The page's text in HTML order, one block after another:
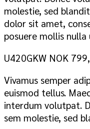
molestie, sed
dolor sit amet,
posuere mollis
U420GKW NOK
Vivamus semper
euismod tellus.
interdum volutpat.
sem molestie, sed